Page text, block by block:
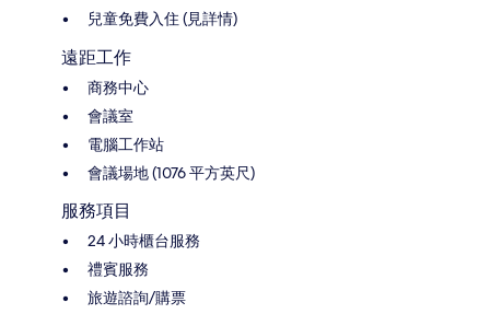
兒童免費入住 (見詳情)
遠距工作
商務中心
會議室
電腦工作站
會議場地 (1076 平方英尺)
服務項目
24 小時櫃台服務
禮賓服務
旅遊諮詢/購票